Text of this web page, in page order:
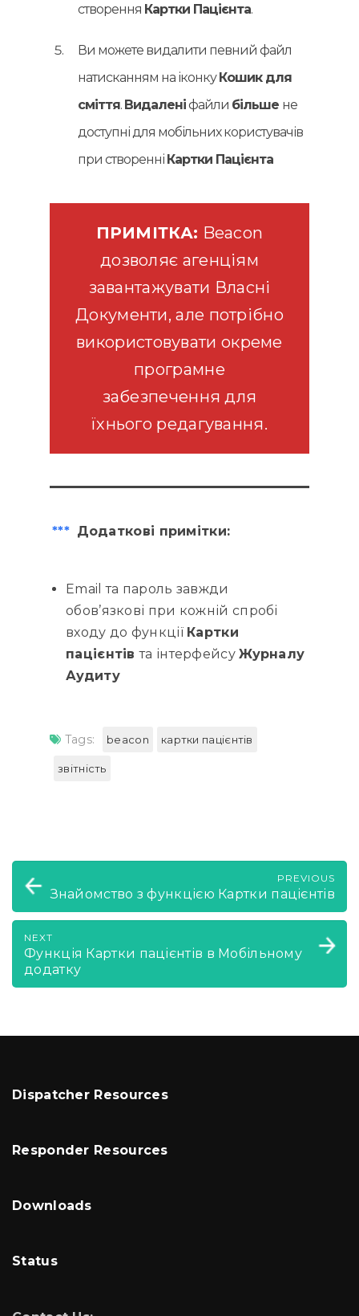
створення Картки Пацієнта.
Ви можете видалити певний файл
натисканням на іконкуКошик для
сміття. Видаленіфайли більше не
доступні для мобільних користувачів
при створенні Картки Пацієнта
ПРИМІТКА: Beacon
дозволяє агенціям
завантажувати Власні
Документи, але потрібно
використовувати окреме
програмне
забезпечення для
їхнього редагування.
*** Додаткові примітки:
Email та пароль завжди
обов’язкові при кожній спробі
входу до функції Картки
пацієнтівта інтерфейсуЖурналу
Аудиту
Tags: beacon картки пацієнтів
звітність
PREVIOUS
Знайомство з функцією Картки пацієнтів
NEXT
Функція Картки пацієнтів в Мобільному
додатку
Dispatcher Resources
Responder Resources
Downloads
Status